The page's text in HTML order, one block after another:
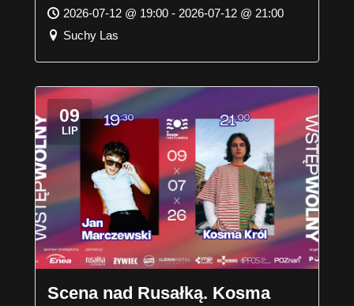
2026-07-12 @ 19:00 - 2026-07-12 @ 21:00
Suchy Las
09
LIP
Scena nad Rusałką. Kosma